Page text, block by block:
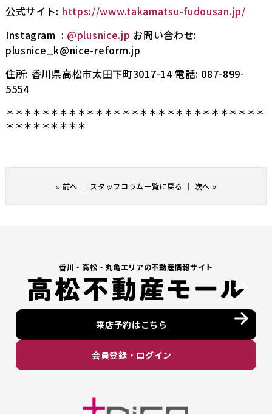
公式サイト: https://www.takamatsu-fudousan.jp/
Instagram : @plusnice.jp お問い合わせ:
plusnice_k@nice-reform.jp
住所: 香川県高松市太田下町3017-14 電話: 087-899-
5554
＊＊＊＊＊＊＊＊＊＊＊＊＊＊＊＊＊＊＊＊＊＊＊＊＊＊＊＊＊
＊＊＊＊＊＊＊＊＊
« 前へ ｜ スタッフコラム一覧に戻る ｜ 次へ »
⾹川・⾼松・丸亀エリアの不動産情報サイト
来店予約はこちら
会員登録・ログイン